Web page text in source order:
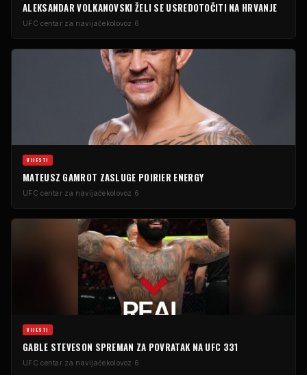
ALEKSANDAR VOLKANOVSKI ŽELI SE USREDOTOČITI NA HRVANJE
UFC centar za navijačekolovoz 6
VIJESTI
MATEUSZ GAMROT ZASLUGE POIRIER ENERGY
UFC centar za navijačekolovoz 6
VIJESTI
GABLE STEVESON SPREMAN ZA POVRATAK NA UFC 331
UFC centar za navijačekolovoz 6